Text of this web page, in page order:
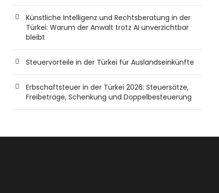
Künstliche Intelligenz und Rechtsberatung in der
Türkei: Warum der Anwalt trotz AI unverzichtbar
bleibt
Steuervorteile in der Türkei für Auslandseinkünfte
Erbschaftsteuer in der Türkei 2026: Steuersätze,
Freibeträge, Schenkung und Doppelbesteuerung